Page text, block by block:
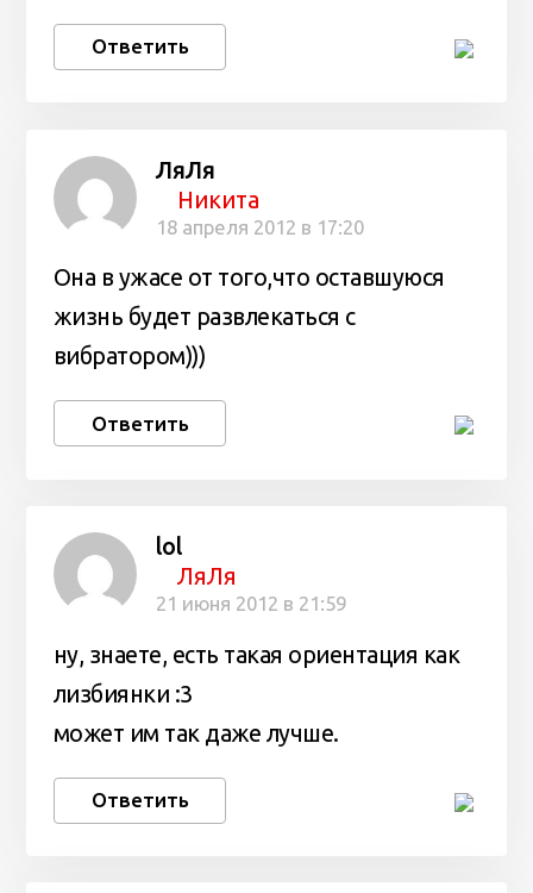
Ответить
ЛяЛя
Никита
18 апреля 2012 в 17:20
Она в ужасе от того,что оставшуюся
жизнь будет развлекаться с
вибратором)))
Ответить
lol
ЛяЛя
21 июня 2012 в 21:59
ну, знаете, есть такая ориентация как
лизбиянки :3
может им так даже лучше.
Ответить